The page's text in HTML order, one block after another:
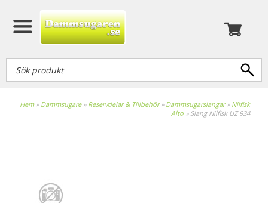
Hem» Dammsugare» Reservdelar & Tillbehör» Dammsugarslangar» Nilfisk
Alto » Slang Nilfisk UZ 934